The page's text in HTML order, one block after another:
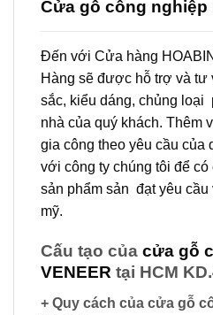
Cửa gỗ công nghiệp
Đến với Cửa hàng
Hàng sẽ được hỗ trợ và tư
sắc, kiểu dáng, chủng loại
nhà của quý khách. Thêm
gia công theo yêu cầu của
với công ty chúng tôi để
sản phẩm sản đạt yêu
mỹ.
Cấu tạo của cửa gỗ
VENEER tại HCM
+ Quy cách của cửa gỗ